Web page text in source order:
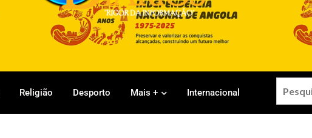
Religião Desporto Mais + Internacional